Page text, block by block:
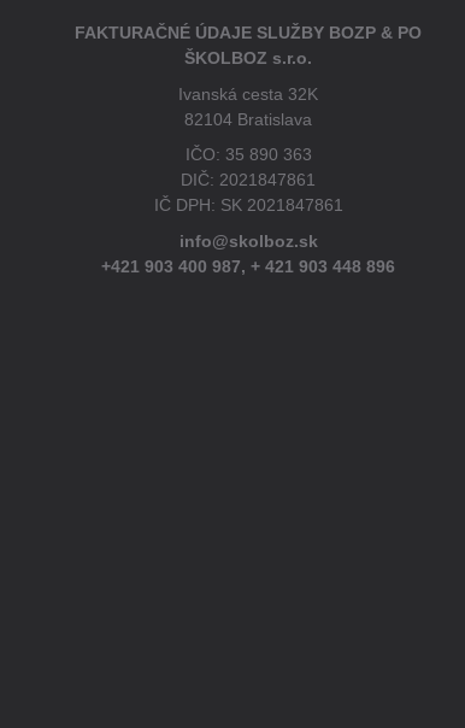
FAKTURAČNÉ ÚDAJE SLUŽBY BOZP & PO
ŠKOLBOZ s.r.o.
Ivanská cesta 32K
82104 Bratislava
IČO: 35 890 363
DIČ: 2021847861
IČ DPH: SK 2021847861
info@skolboz.sk
+421 903 400 987,+ 421 903 448 896